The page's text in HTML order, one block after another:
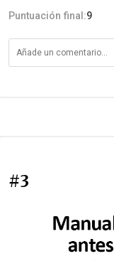
Puntuación final:9
#3